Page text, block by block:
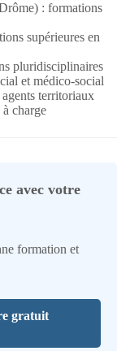
: formations
supérieures en
pluridisciplinaires
et médico-social
territoriaux
charge
avec votre
formation et
gratuit